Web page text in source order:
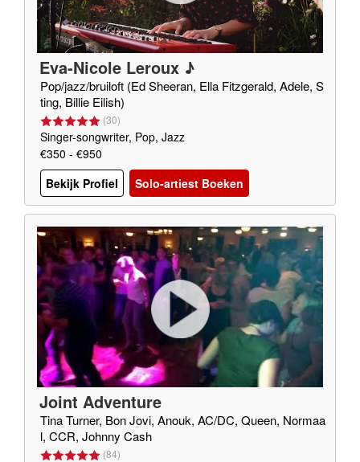
Eva-Nicole Leroux ♪
Pop/jazz/bruiloft (Ed Sheeran, Ella Fitzgerald, Adele, S
ting, Billie Eilish)
(30)
Singer-songwriter, Pop, Jazz
€350 - €950
Bekijk Profiel
Solo-artiest Boeken
Joint Adventure
Tina Turner, Bon Jovi, Anouk, AC/DC, Queen, Normaa
l, CCR, Johnny Cash
(84)